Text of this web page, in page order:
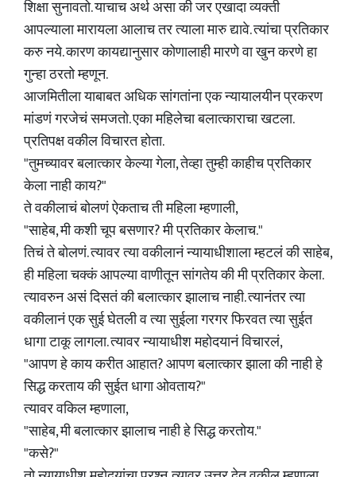
शिक्षा सुनावतो. याचाच अर्थ असा की जर एखादा व्यक्ती
आपल्याला मारायला आलाच तर त्याला मारु द्यावे. त्यांचा प्रतिकार
करु नये. कारण कायद्यानुसार कोणालाही मारणे वा खुन करणे हा
गुन्हा ठरतो म्हणून.
आजमितीला याबाबत अधिक सांगतांना एक न्यायालयीन प्रकरण
मांडणं गरजेचं समजतो. एका महिलेचा बलात्काराचा खटला.
प्रतिपक्ष वकील विचारत होता.
"तुमच्यावर बलात्कार केल्या गेला, तेव्हा तुम्ही काहीच प्रतिकार
केला नाही काय?"
ते वकीलाचं बोलणं ऐकताच ती महिला म्हणाली,
"साहेब, मी कशी चूप बसणार? मी प्रतिकार केलाच."
तिचं ते बोलणं. त्यावर त्या वकीलानं न्यायाधीशाला म्हटलं की साहेब,
ही महिला चक्कं आपल्या वाणीतून सांगतेय की मी प्रतिकार केला.
त्यावरुन असं दिसतं की बलात्कार झालाच नाही. त्यानंतर त्या
वकीलानं एक सुई घेतली व त्या सुईला गरगर फिरवत त्या सुईत
धागा टाकू लागला. त्यावर न्यायाधीश महोदयानं विचारलं,
"आपण हे काय करीत आहात? आपण बलात्कार झाला की नाही हे
सिद्ध करताय की सुईत धागा ओवताय?"
त्यावर वकिल म्हणाला,
"साहेब, मी बलात्कार झालाच नाही हे सिद्ध करतोय."
"कसे?"